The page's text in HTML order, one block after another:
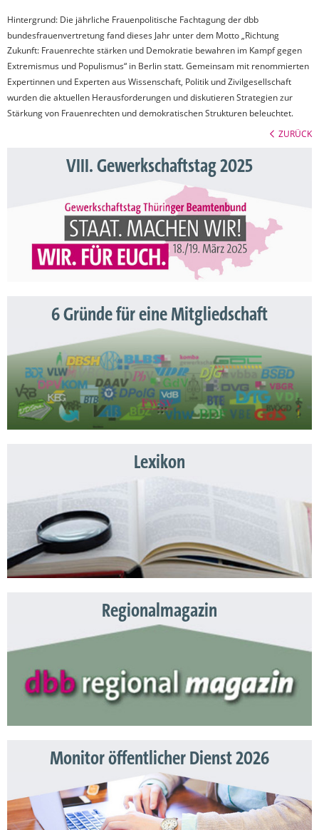
Hintergrund: Die jährliche Frauenpolitische Fachtagung der dbb
bundesfrauenvertretung fand dieses Jahr unter dem Motto „Richtung
Zukunft: Frauenrechte stärken und Demokratie bewahren im Kampf gegen
Extremismus und Populismus“ in Berlin statt. Gemeinsam mit renommierten
Expertinnen und Experten aus Wissenschaft, Politik und Zivilgesellschaft
wurden die aktuellen Herausforderungen und diskutieren Strategien zur
Stärkung von Frauenrechten und demokratischen Strukturen beleuchtet.
ZURÜCK
VIII. Gewerkschaftstag 2025
6 Gründe für eine Mitgliedschaft
Lexikon
Regionalmagazin
Monitor öffentlicher Dienst 2026